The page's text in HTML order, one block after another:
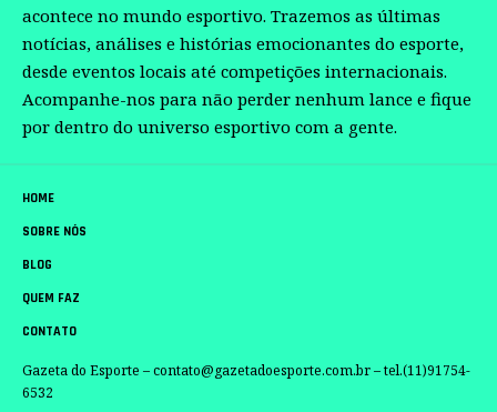
acontece no mundo esportivo. Trazemos as últimas
notícias, análises e histórias emocionantes do esporte,
desde eventos locais até competições internacionais.
Acompanhe-nos para não perder nenhum lance e fique
por dentro do universo esportivo com a gente.
HOME
SOBRE NÓS
BLOG
QUEM FAZ
CONTATO
Gazeta do Esporte –contato@gazetadoesporte.com.br– tel.(11)91754-
6532